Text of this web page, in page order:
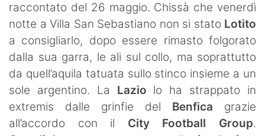
raccontato del 26 maggio. Chissà che venerdì
notte a Villa San Sebastiano non si stato Lotito
a consigliarlo, dopo essere rimasto folgorato
dalla sua garra, le ali sul collo, ma soprattutto
da quell’aquila tatuata sullo stinco insieme a un
sole argentino. La Lazio lo ha strappato in
extremis dalle grinfie del Benfica grazie
all’accordo con il City Football Group.